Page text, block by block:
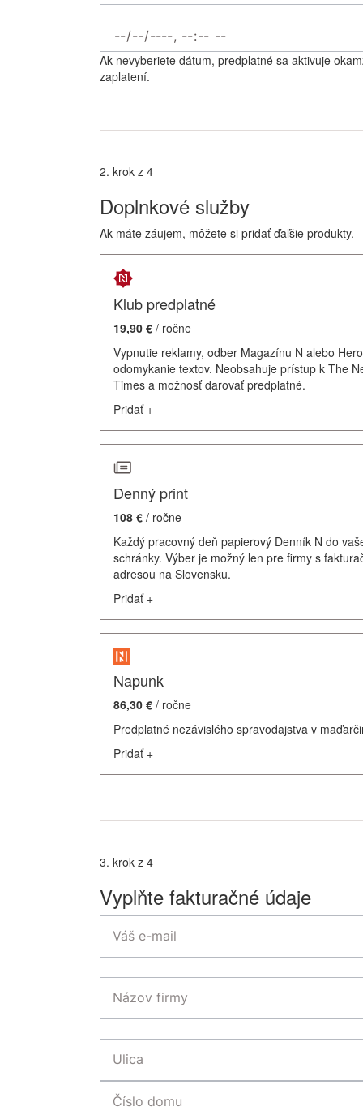
Ak nevyberiete dátum, predplatné sa aktivuje
zaplatení.
2. krok z 4
Doplnkové služby
Ak máte záujem, môžete si pridať ďaľšie produkty.
Klub predplatné
19,90 € / ročne
Vypnutie reklamy, odber Magazínu N alebo
odomykanie textov. Neobsahuje prístup k The
Times a možnosť darovať predplatné.
Pridať +
Denný print
108 € / ročne
Každý pracovný deň papierový Denník N do
schránky. Výber je možný len pre firmy s
adresou na Slovensku.
Pridať +
Napunk
86,30 € / ročne
Predplatné nezávislého spravodajstva v
Pridať +
3. krok z 4
Vyplňte fakturačné údaje
Váš e-mail
Názov firmy
Ulica
Číslo domu